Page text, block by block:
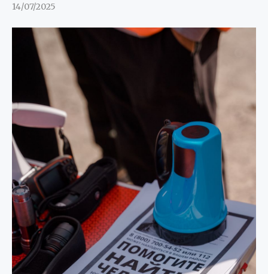
14/07/2025